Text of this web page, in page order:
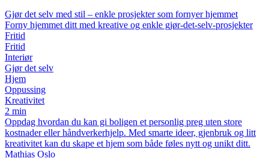
Gjør det selv med stil – enkle prosjekter som fornyer hjemmet
Forny hjemmet ditt med kreative og enkle gjør-det-selv-prosjekter
Fritid
Fritid
Interiør
Gjør det selv
Hjem
Oppussing
Kreativitet
2 min
Oppdag hvordan du kan gi boligen et personlig preg uten store
kostnader eller håndverkerhjelp. Med smarte ideer, gjenbruk og litt
kreativitet kan du skape et hjem som både føles nytt og unikt ditt.
Mathias Oslo